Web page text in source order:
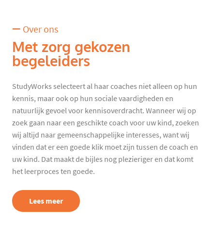
Over ons
Met zorg gekozen
begeleiders
StudyWorks selecteert al haar coaches niet alleen op hun
kennis, maar ook op hun sociale vaardigheden en
natuurlijk gevoel voor kennisoverdracht. Wanneer wij op
zoek gaan naar een geschikte coach voor uw kind, zoeken
wij altijd naar gemeenschappelijke interesses, want wij
vinden dat er een goede klik moet zijn tussen de coach en
uw kind. Dat maakt de bijles nog plezieriger en dat komt
het leerproces ten goede.
Lees meer